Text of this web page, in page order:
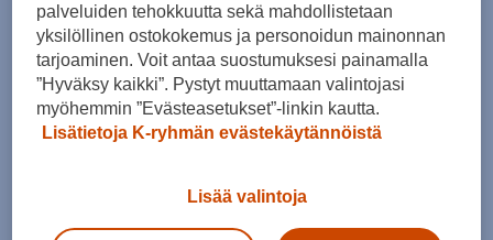
34 38 40
Kokotaulukko
palveluiden tehokkuutta sekä mahdollistetaan
yksilöllinen ostokokemus ja personoidun mainonnan
tarjoaminen. Voit antaa suostumuksesi painamalla
”Hyväksy kaikki”. Pystyt muuttamaan valintojasi
myöhemmin ”Evästeasetukset”-linkin kautta.
Lisätietoja K-ryhmän evästekäytännöistä
Lisää valintoja